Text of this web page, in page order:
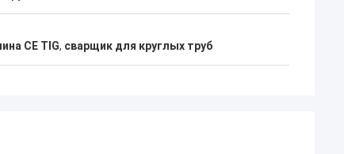
CE TIG, сварщик для круглых труб